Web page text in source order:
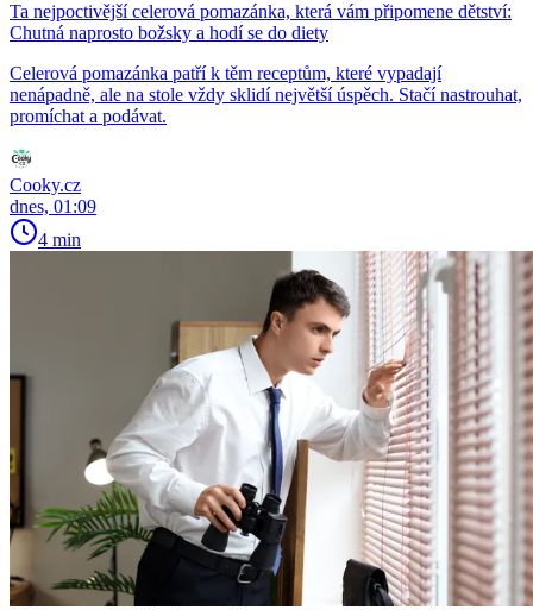
Ta nejpoctivější celerová pomazánka, která vám připomene dětství:
Chutná naprosto božsky a hodí se do diety
Celerová pomazánka patří k těm receptům, které vypadají
nenápadně, ale na stole vždy sklidí největší úspěch. Stačí nastrouhat,
promíchat a podávat.
Cooky.cz
dnes, 01:09
4 min